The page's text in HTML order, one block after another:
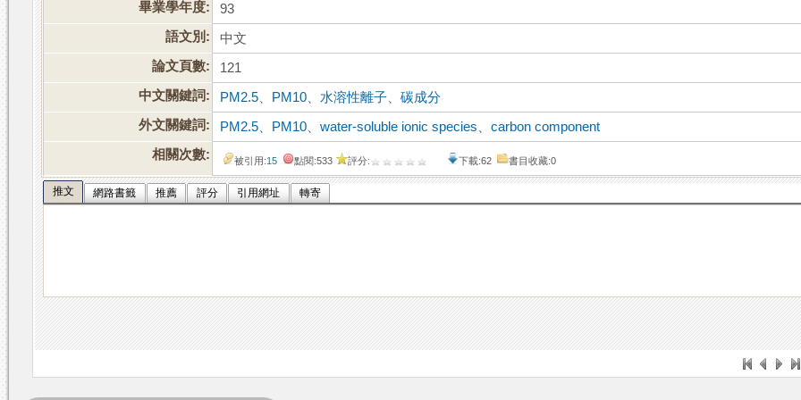
畢業學年度:
93
語文別:
中文
論文頁數:
121
中文關鍵詞:
PM2.5 PM10 水溶性離子 、碳成分
外文關鍵詞:
PM2.5 PM10 、water-soluble ionic species 、carbon component
相關次數:
被引用:15 點閱:533 評分: 下載:62 書目收藏:0
推文 網路書籤 推薦 評分 引用網址 轉寄